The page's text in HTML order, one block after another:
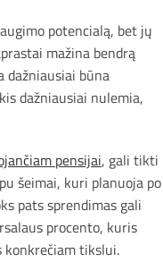
potencialą, bet jų
mažina bendrą
dažniausiai būna
dažniausiai nulemia,
pensijai, gali tikti
šeimai, kuri planuoja po
pats sprendimas gali
procento, kuris
tikslui.